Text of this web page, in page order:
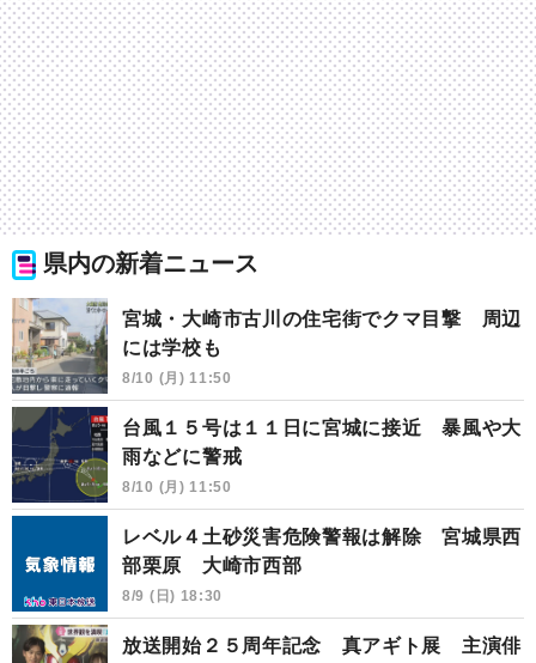
県内の新着ニュース
宮城・大崎市古川の住宅街でクマ目撃 周辺
には学校も
8/10 (月) 11:50
台風１５号は１１日に宮城に接近 暴風や大
雨などに警戒
8/10 (月) 11:50
レベル４土砂災害危険警報は解除 宮城県西
部栗原 大崎市西部
8/9 (日) 18:30
放送開始２５周年記念 真アギト展 主演俳